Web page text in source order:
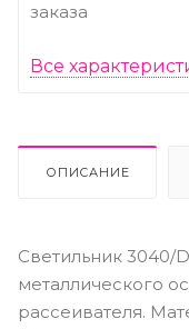
заказа
Все
ОПИСАНИЕ
Светильник 3040/
металлического
рассеивателя.